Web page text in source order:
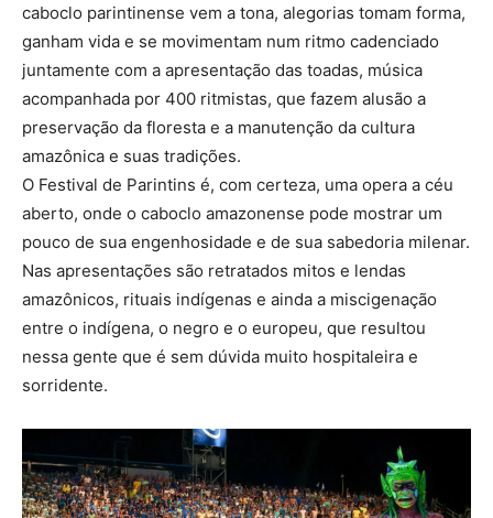
caboclo parintinense vem a tona, alegorias tomam forma,
ganham vida e se movimentam num ritmo cadenciado
juntamente com a apresentação das toadas, música
acompanhada por 400 ritmistas, que fazem alusão a
preservação da floresta e a manutenção da cultura
amazônica e suas tradições.
O Festival de Parintins é, com certeza, uma opera a céu
aberto, onde o caboclo amazonense pode mostrar um
pouco de sua engenhosidade e de sua sabedoria milenar.
Nas apresentações são retratados mitos e lendas
amazônicos, rituais indígenas e ainda a miscigenação
entre o indígena, o negro e o europeu, que resultou
nessa gente que é sem dúvida muito hospitaleira e
sorridente.